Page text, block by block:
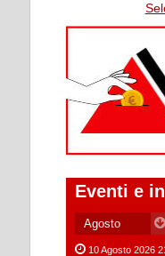
Eventi e
10 Agosto 2026